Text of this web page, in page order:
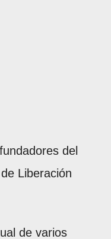
del
Liberación
de varios